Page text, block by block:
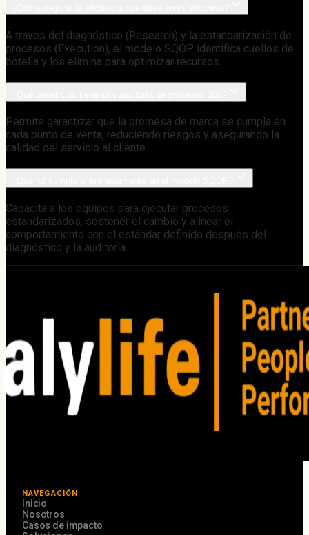
A través del diagnóstico (Research) y la estandarización de
procesos (Execution), el modelo SQOP identifica cuellos de
botella y los elimina para optimizar recursos.
Permite garantizar que la promesa de marca se cumpla en
cada punto de venta, reduciendo riesgos y asegurando la
calidad del servicio al cliente.
Capacita a los equipos para ejecutar procesos
estandarizados, sostener el cambio y alinear el
comportamiento con el estándar definido después del
diagnóstico y la auditoría.
NAVEGACIÓN
Inicio
Nosotros
Casos de impacto